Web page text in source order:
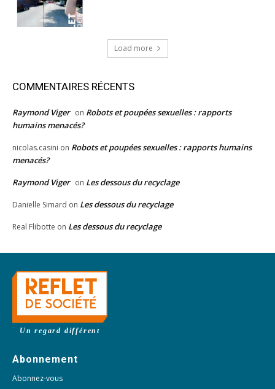
Load more
COMMENTAIRES RÉCENTS
Raymond Viger on Robots et poupées sexuelles : rapports
humains menacés?
nicolas.casini on Robots et poupées sexuelles : rapports humains
menacés?
Raymond Viger on Les dessous du recyclage
Danielle Simard on Les dessous du recyclage
Real Flibotte on Les dessous du recyclage
Un regard différent
Abonnement
Abonnez-vous